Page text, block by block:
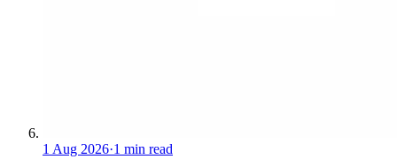
1 Aug 2026·1 min read